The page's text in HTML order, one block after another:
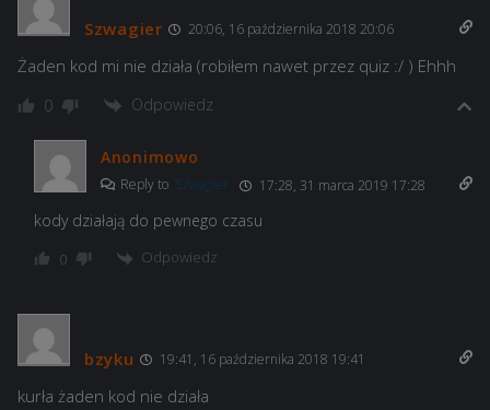
Szwagier 20:06, 16 października 2018 20:06
Żaden kod mi nie działa (robiłem nawet przez quiz :/ ) Ehhh
0 Odpowiedz
Anonimowo
Reply to Szwagier 17:28, 31 marca 2019 17:28
kody działają do pewnego czasu
0 Odpowiedz
bzyku 19:41, 16 października 2018 19:41
kurła żaden kod nie działa